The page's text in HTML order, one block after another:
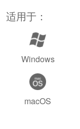
适用于：
Windows
macOS